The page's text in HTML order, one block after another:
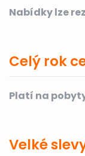
Nabídky lze
Celý rok
Platí na pobyty
Velké